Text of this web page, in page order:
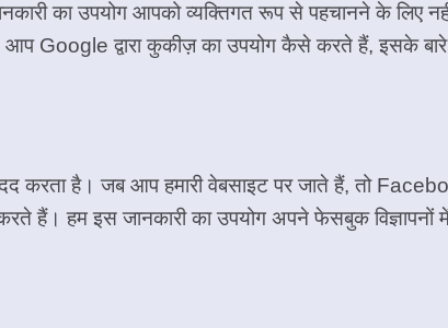
का उपयोग आपको व्यक्तिगत रूप से पहचानने के लिए
आप Google द्वारा कुकीज़ का उपयोग कैसे करते हैं, इसके
करता है। जब आप हमारी वेबसाइट पर जाते हैं, तो
हैं। हम इस जानकारी का उपयोग अपने फेसबुक